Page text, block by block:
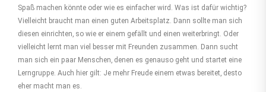
Spaß machen könnte oder wie es einfacher wird. Was ist dafür wichtig?
Vielleicht braucht man einen guten Arbeitsplatz. Dann sollte man sich
diesen einrichten, so wie er einem gefällt und einen weiterbringt. Oder
vielleicht lernt man viel besser mit Freunden zusammen. Dann sucht
man sich ein paar Menschen, denen es genauso geht und startet eine
Lerngruppe. Auch hier gilt: Je mehr Freude einem etwas bereitet, desto
eher macht man es.